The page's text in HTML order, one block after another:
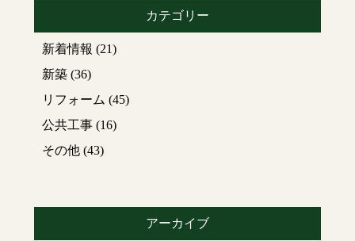
カテゴリー
新着情報 (21)
新築(36)
リフォーム (45)
公共工事(16)
その他(43)
アーカイブ